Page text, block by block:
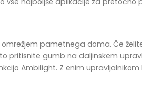
pametnega doma. Če
pritisnite gumb na daljinskem
Ambilight. Z enim upravljalnikom